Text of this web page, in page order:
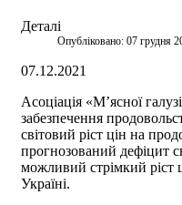
Деталі
Опубліковано: 07 грудня
07.12.2021
Асоціація «М’ясної
забезпечення
світовий ріст цін на
прогнозований дефіцит
можливий стрімкий ріст
Україні.